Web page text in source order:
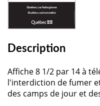
Description
Affiche 8 1/2 par 14 à
l'interdiction de fumer
des camps de jour et